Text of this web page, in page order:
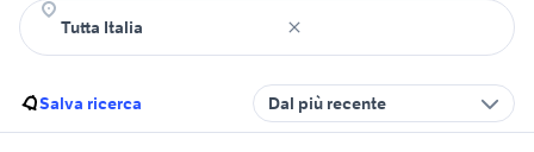
Salva ricerca Dal più recente